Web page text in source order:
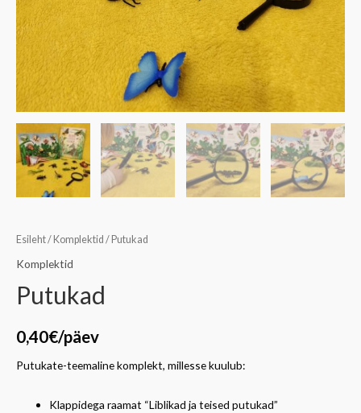
Esileht/ Komplektid / Putukad
Komplektid
Putukad
0,40€/päev
Putukate-teemaline komplekt, millesse kuulub:
Klappidega raamat “Liblikad ja teised putukad”